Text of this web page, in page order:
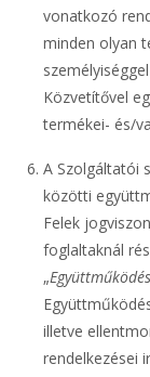
vonatkozó
minden olyan
Közvetítővel
termékei- és/
A Szolgáltatói
közötti
Felek
foglaltaknál
„
illetve
rendelkezései